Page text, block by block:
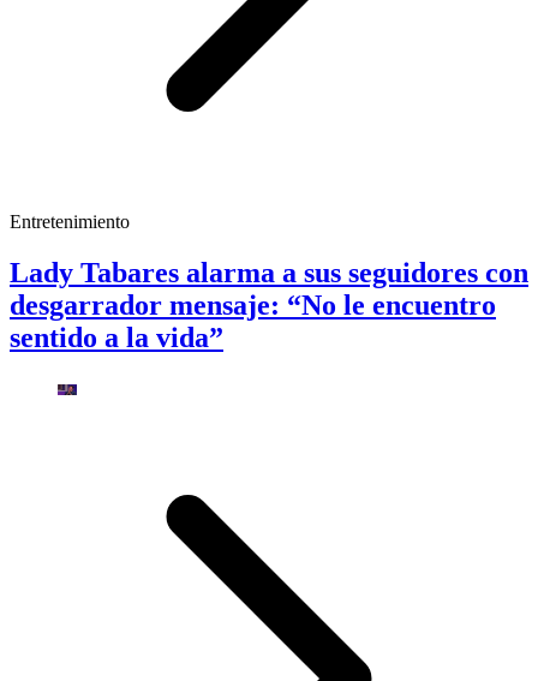
Entretenimiento
Lady Tabares alarma a sus seguidores con
desgarrador mensaje: “No le encuentro
sentido a la vida”